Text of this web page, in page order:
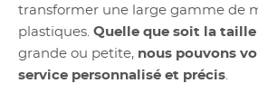
transformer une large gamme de
plastiques. Quelle que soit la
grande ou petite, nous pouvons
service personnalisé et précis.